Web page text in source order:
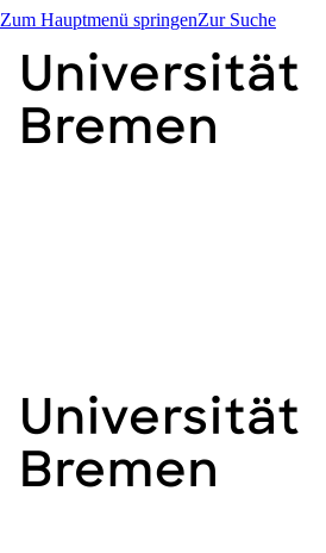
Zum Hauptmenü springenZur Suche